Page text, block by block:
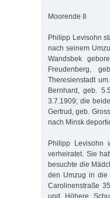
Moorende 8
Philipp Levisohn
nach seinem
Wandsbek
Freudenberg,
Theresienstadt
Bernhard, geb.
3.7.1909; die
Gertrud, geb.
nach Minsk
Philipp Levisohn
verheiratet. Sie
besuchte die
den Umzug in die
Carolinenstraße
und Höhere